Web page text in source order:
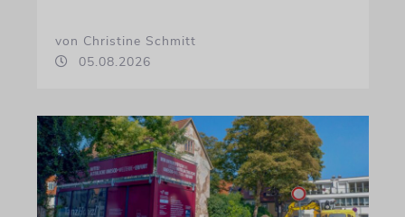
von Christine Schmitt
05.08.2026